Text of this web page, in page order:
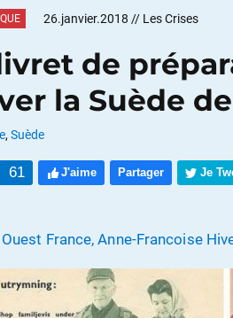
26.janvier.2018 // Les Crises
de
la Suède
, Suède
61 J'aime Partager Je
Ouest France, Anne-Francoise